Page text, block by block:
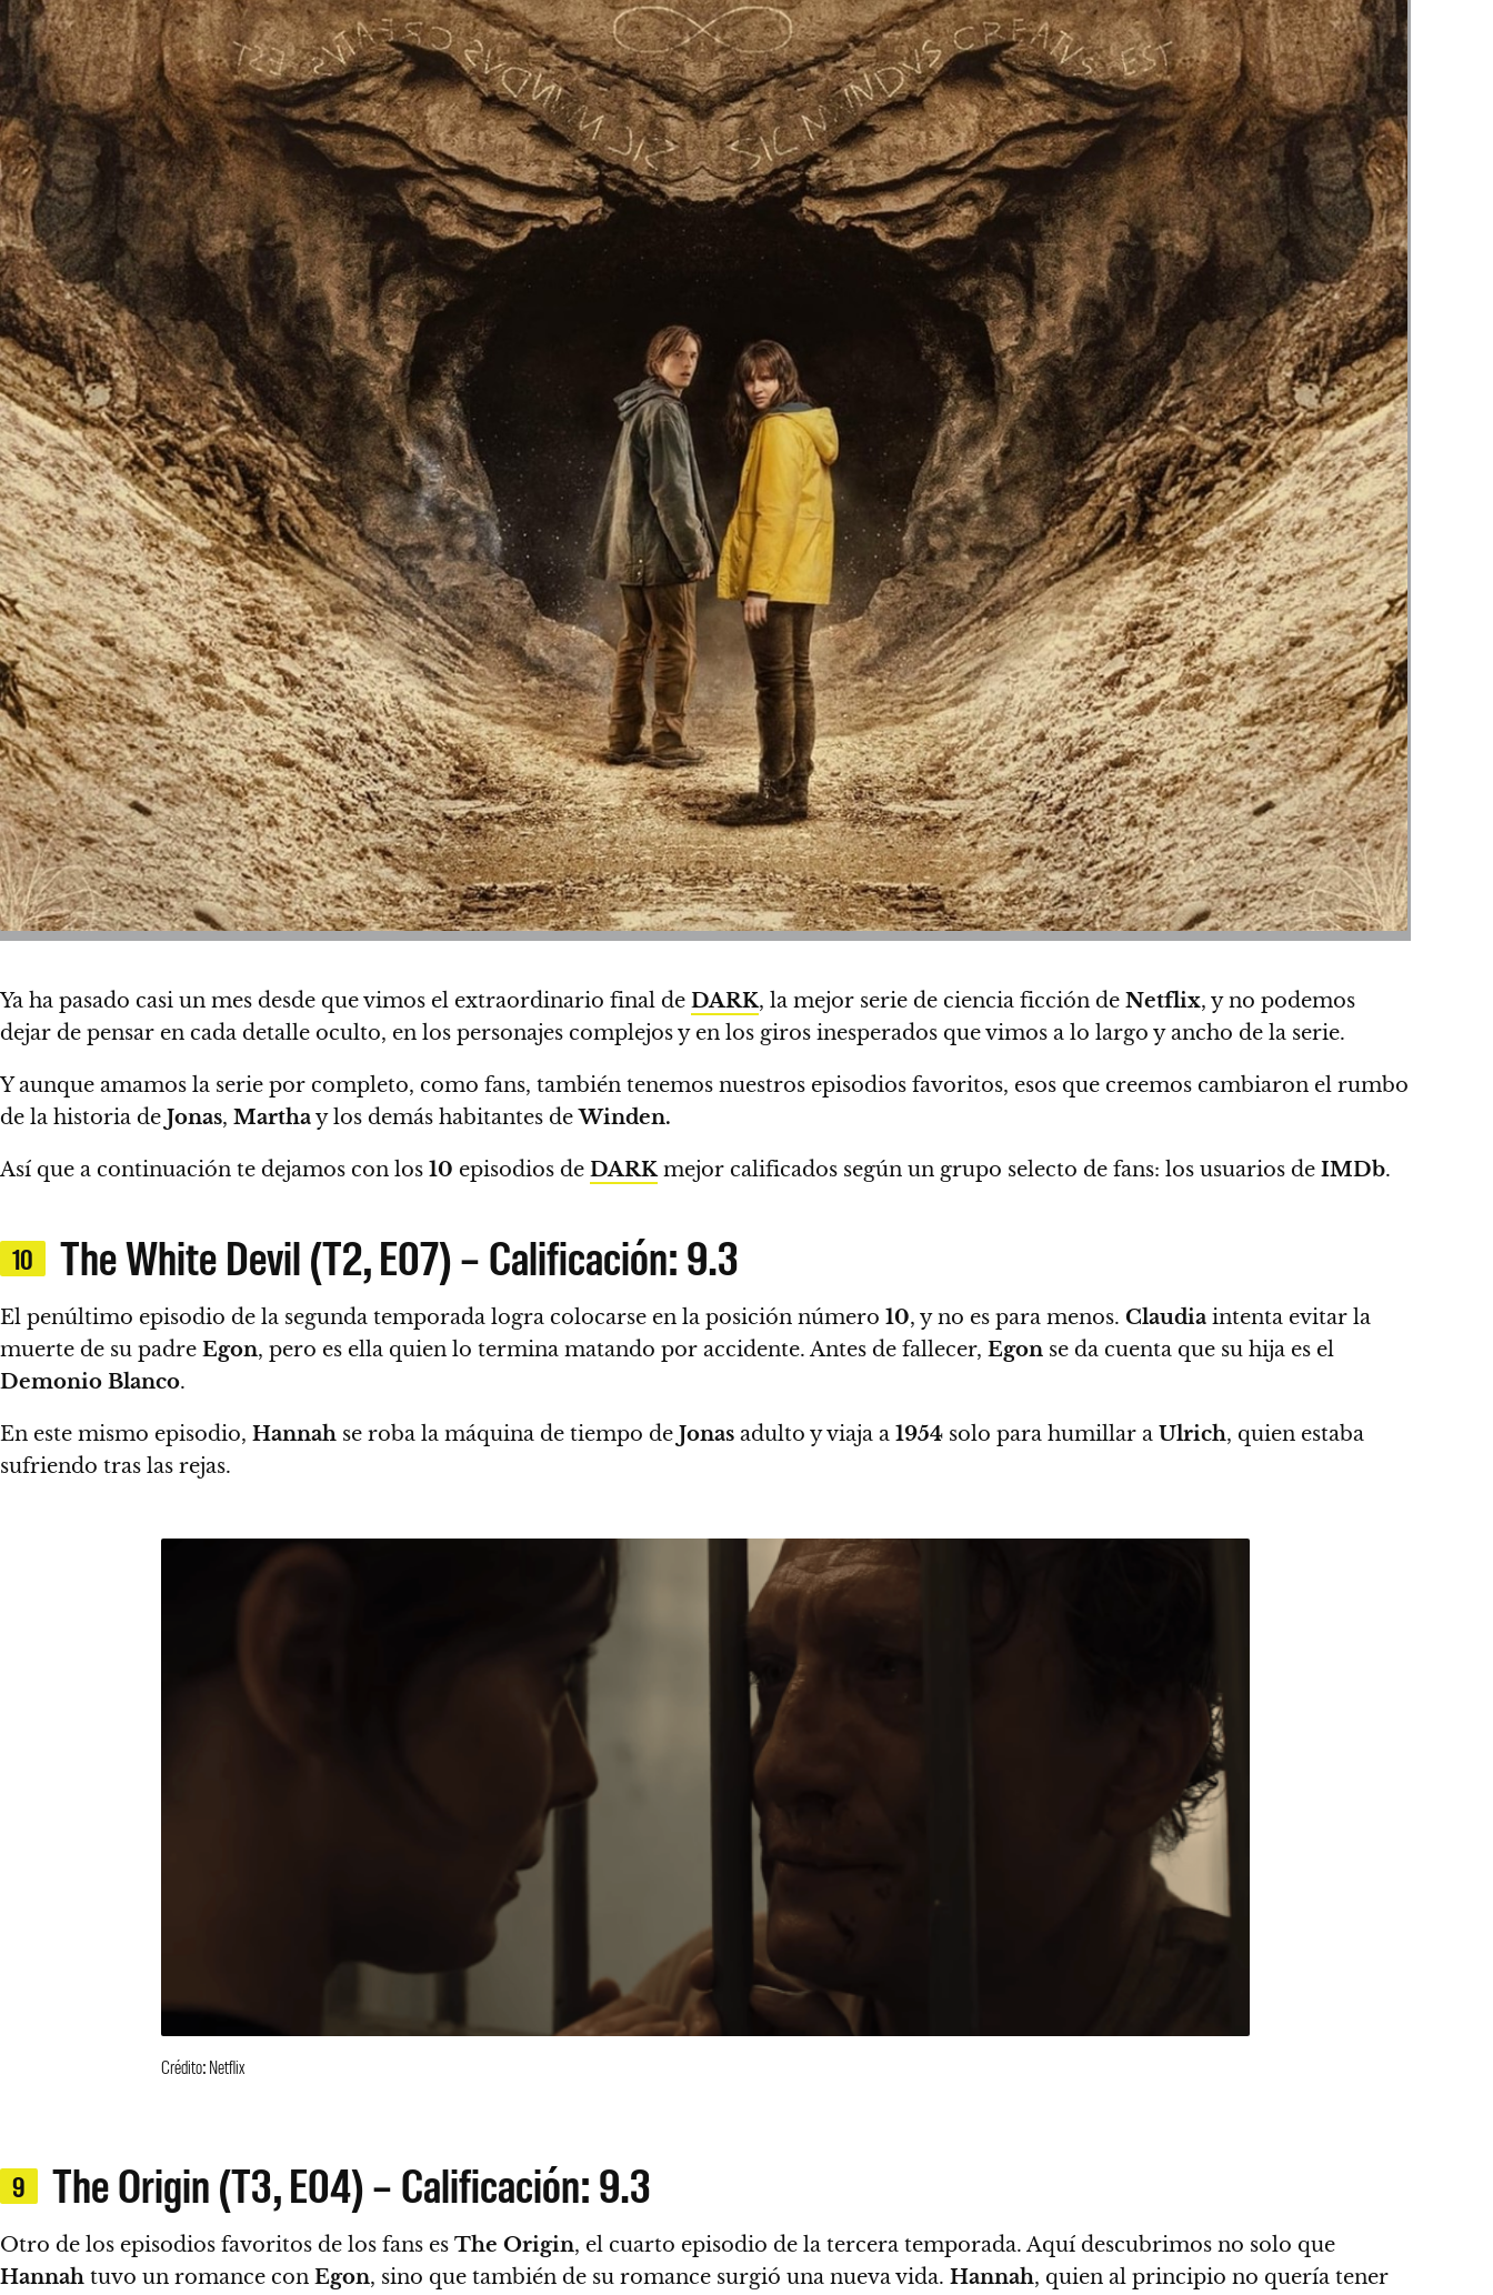
Ya ha pasado casi un mes desde que vimos el extraordinario final de DARK, la mejor serie de ciencia ficción de Netflix, yno podemos
dejar de pensar en cada detalle oculto, en los personajes complejos y en los giros inesperados que vimos a lo largo y ancho de la serie.
Y aunque amamos la serie por completo, como fans, también tenemos nuestros episodios favoritos, esos que creemos cambiaron el rumbo
de la historia de Jonas, Marthay los demás habitantes deWinden.
Así que a continuación te dejamos con los 10 episodios de DARKmejor calificados según un grupo selecto de fans: los usuarios de IMDb.
10 The White Devil (T2, E07) – Calificación: 9.3
El penúltimo episodio de la segunda temporada logra colocarse en la posición número 10, y no es para menos. Claudia intenta evitar la
muerte de su padre Egon, pero es ella quien lo termina matando por accidente. Antes de fallecer, Egon se da cuenta que su hija es el
Demonio Blanco.
En este mismo episodio, Hannah se roba la máquina de tiempo de Jonas adulto y viaja a 1954 solo para humillar a Ulrich, quien estaba
sufriendo tras las rejas.
Crédito: Netflix
9 The Origin (T3, E04) – Calificación: 9.3
Otro de los episodios favoritos de los fans es The Origin, el cuarto episodio de la tercera temporada. Aquí descubrimos no solo que
Hannah tuvo un romance con Egon, sino que también de su romance surgió una nueva vida. Hannah, quien al principio no quería tener